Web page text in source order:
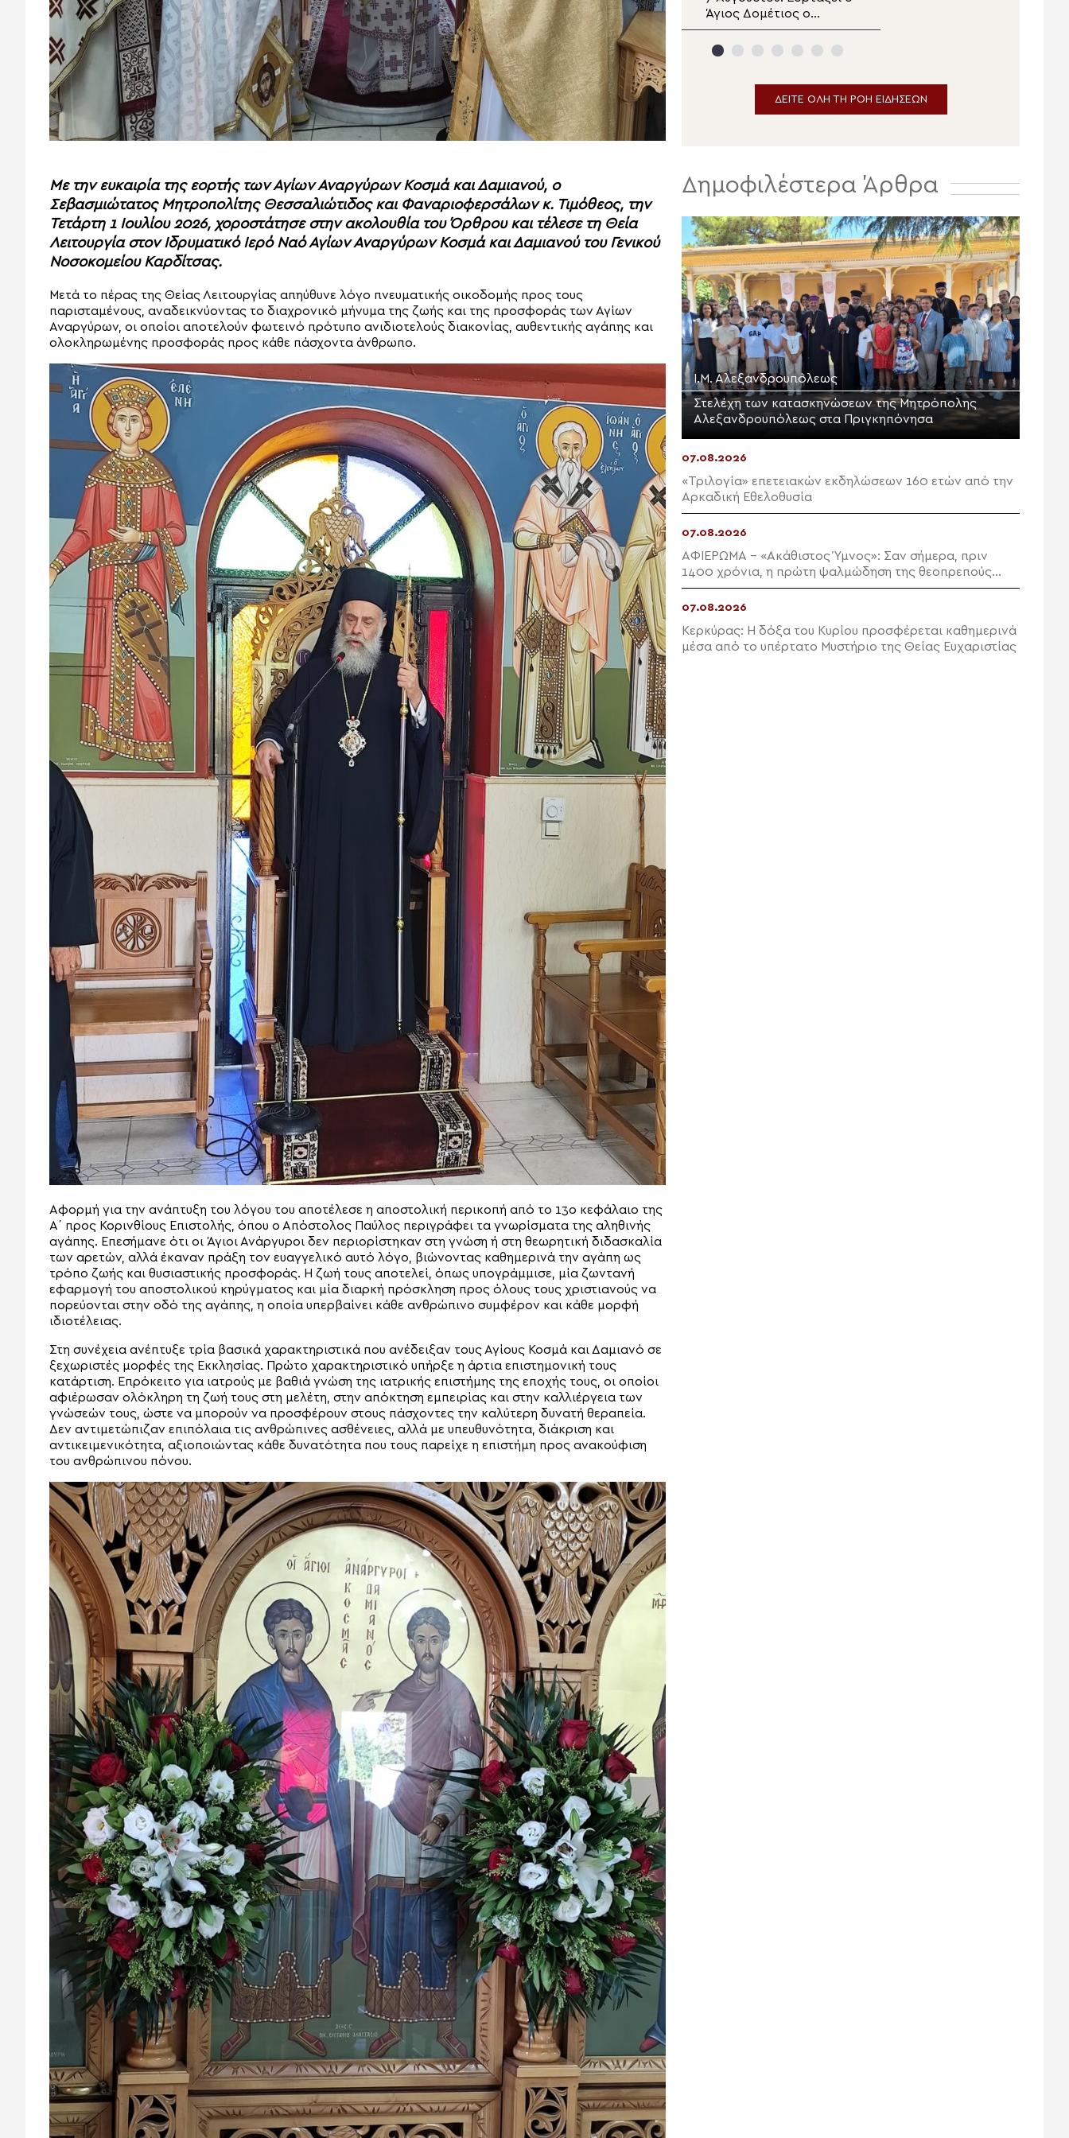
Με την ευκαιρία της εορτής των Αγίων Αναργύρων Κοσμά και Δαμιανού, ο
Σεβασμιώτατος Μητροπολίτης Θεσσαλιώτιδος και Φαναριοφερσάλων κ. Τιμόθεος, την
Τετάρτη 1 Ιουλίου 2026, χοροστάτησε στην ακολουθία του Όρθρου και τέλεσε τη Θεία
Λειτουργία στον Ιδρυματικό Ιερό Ναό Αγίων Αναργύρων Κοσμά και Δαμιανού του Γενικού
Νοσοκομείου Καρδίτσας.
Μετά το πέρας της Θείας Λειτουργίας απηύθυνε λόγο πνευματικής οικοδομής προς τους
παρισταμένους, αναδεικνύοντας το διαχρονικό μήνυμα της ζωής και της προσφοράς των Αγίων
Αναργύρων, οι οποίοι αποτελούν φωτεινό πρότυπο ανιδιοτελούς διακονίας, αυθεντικής αγάπης και
ολοκληρωμένης προσφοράς προς κάθε πάσχοντα άνθρωπο.
Αφορμή για την ανάπτυξη του λόγου του αποτέλεσε η αποστολική περικοπή από το 13ο κεφάλαιο της
Α΄ προς Κορινθίους Επιστολής, όπου ο Απόστολος Παύλος περιγράφει τα γνωρίσματα της αληθινής
αγάπης. Επεσήμανε ότι οι Άγιοι Ανάργυροι δεν περιορίστηκαν στη γνώση ή στη θεωρητική διδασκαλία
των αρετών, αλλά έκαναν πράξη τον ευαγγελικό αυτό λόγο, βιώνοντας καθημερινά την αγάπη ως
τρόπο ζωής και θυσιαστικής προσφοράς. Η ζωή τους αποτελεί, όπως υπογράμμισε, μία ζωντανή
εφαρμογή του αποστολικού κηρύγματος και μία διαρκή πρόσκληση προς όλους τους χριστιανούς να
πορεύονται στην οδό της αγάπης, η οποία υπερβαίνει κάθε ανθρώπινο συμφέρον και κάθε μορφή
ιδιοτέλειας.
Στη συνέχεια ανέπτυξε τρία βασικά χαρακτηριστικά που ανέδειξαν τους Αγίους Κοσμά και Δαμιανό σε
ξεχωριστές μορφές της Εκκλησίας. Πρώτο χαρακτηριστικό υπήρξε η άρτια επιστημονική τους
κατάρτιση. Επρόκειτο για ιατρούς με βαθιά γνώση της ιατρικής επιστήμης της εποχής τους, οι οποίοι
αφιέρωσαν ολόκληρη τη ζωή τους στη μελέτη, στην απόκτηση εμπειρίας και στην καλλιέργεια των
γνώσεών τους, ώστε να μπορούν να προσφέρουν στους πάσχοντες την καλύτερη δυνατή θεραπεία.
Δεν αντιμετώπιζαν επιπόλαια τις ανθρώπινες ασθένειες, αλλά με υπευθυνότητα, διάκριση και
αντικειμενικότητα, αξιοποιώντας κάθε δυνατότητα που τους παρείχε η επιστήμη προς ανακούφιση
του ανθρώπινου πόνου.
του ωραρίου
λειτουργίας του Λευκού
Πύργου έως τις 21:00
καθημερινά
Άγιος Δομέτιος ο
Πέρσης
ΔΕΙΤΕ ΟΛΗ ΤΗ ΡΟΗ ΕΙΔΗΣΕΩΝ
Δημοφιλέστερα Άρθρα
Ι.Μ. Αλεξανδρουπόλεως
Στελέχη των κατασκηνώσεων της Μητρόπολης
Αλεξανδρουπόλεως στα Πριγκηπόνησα
07.08.2026
«Τριλογία» επετειακών εκδηλώσεων 160 ετών από την
Αρκαδική Εθελοθυσία
07.08.2026
ΑΦΙΕΡΩΜΑ – «Ακάθιστος Ύμνος»: Σαν σήμερα, πριν
1400 χρόνια, η πρώτη ψαλμώδηση της θεοπρεπούς
προσευχής της Εκκλησίας
07.08.2026
Κερκύρας: Η δόξα του Κυρίου προσφέρεται καθημερινά
μέσα από το υπέρτατο Μυστήριο της Θείας Ευχαριστίας